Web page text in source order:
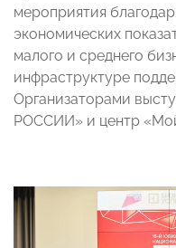
мероприятия
экономических
малого и среднего
инфраструктуре
Организаторами
РОССИИ» и центр